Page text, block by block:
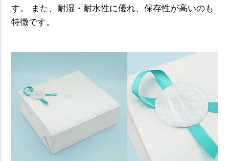
す。
また、耐湿・耐水性に優れ、保存性が高いのも
特徴です。